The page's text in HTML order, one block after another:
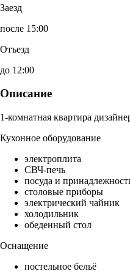
Заезд
после 15:00
Отъезд
до 12:00
Описание
1-комнатная квартира
Кухонное оборудование
электроплита
СВЧ-печь
посуда и
столовые приборы
электрический чайник
холодильник
обеденный стол
Оснащение
постельное бельё